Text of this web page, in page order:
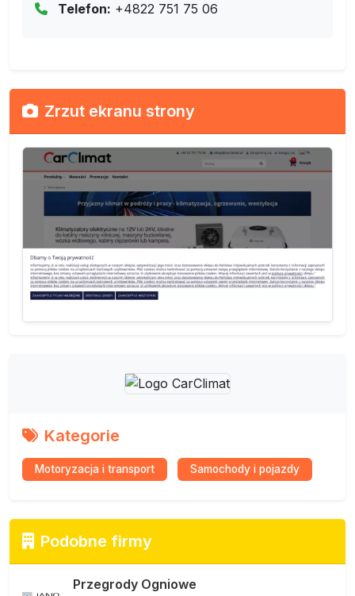
Telefon: +4822 751 75 06
Zrzut ekranu strony
Kategorie
Motoryzacja i transport Samochody i pojazdy
Podobne firmy
Przegrody Ogniowe